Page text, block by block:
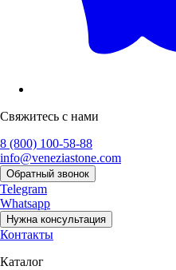
Свяжитесь с нами
8 (800) 100-58-88
info@veneziastone.com
Обратный звонок
Telegram
Whatsapp
Нужна консультация
Контакты
Каталог